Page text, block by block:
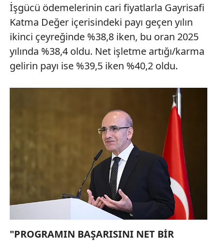
İşgücü ödemelerinin cari fiyatlarla Gayrisafi
Katma Değer içerisindeki payı geçen yılın
ikinci çeyreğinde %38,8 iken, bu oran 2025
yılında %38,4 oldu. Net işletme artığı/karma
gelirin payı ise %39,5 iken %40,2 oldu.
"PROGRAMIN BAŞARISINI NET BİR